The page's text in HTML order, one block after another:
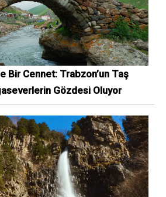
Bir Cennet: Trabzon’un Taş
Gözdesi Oluyor